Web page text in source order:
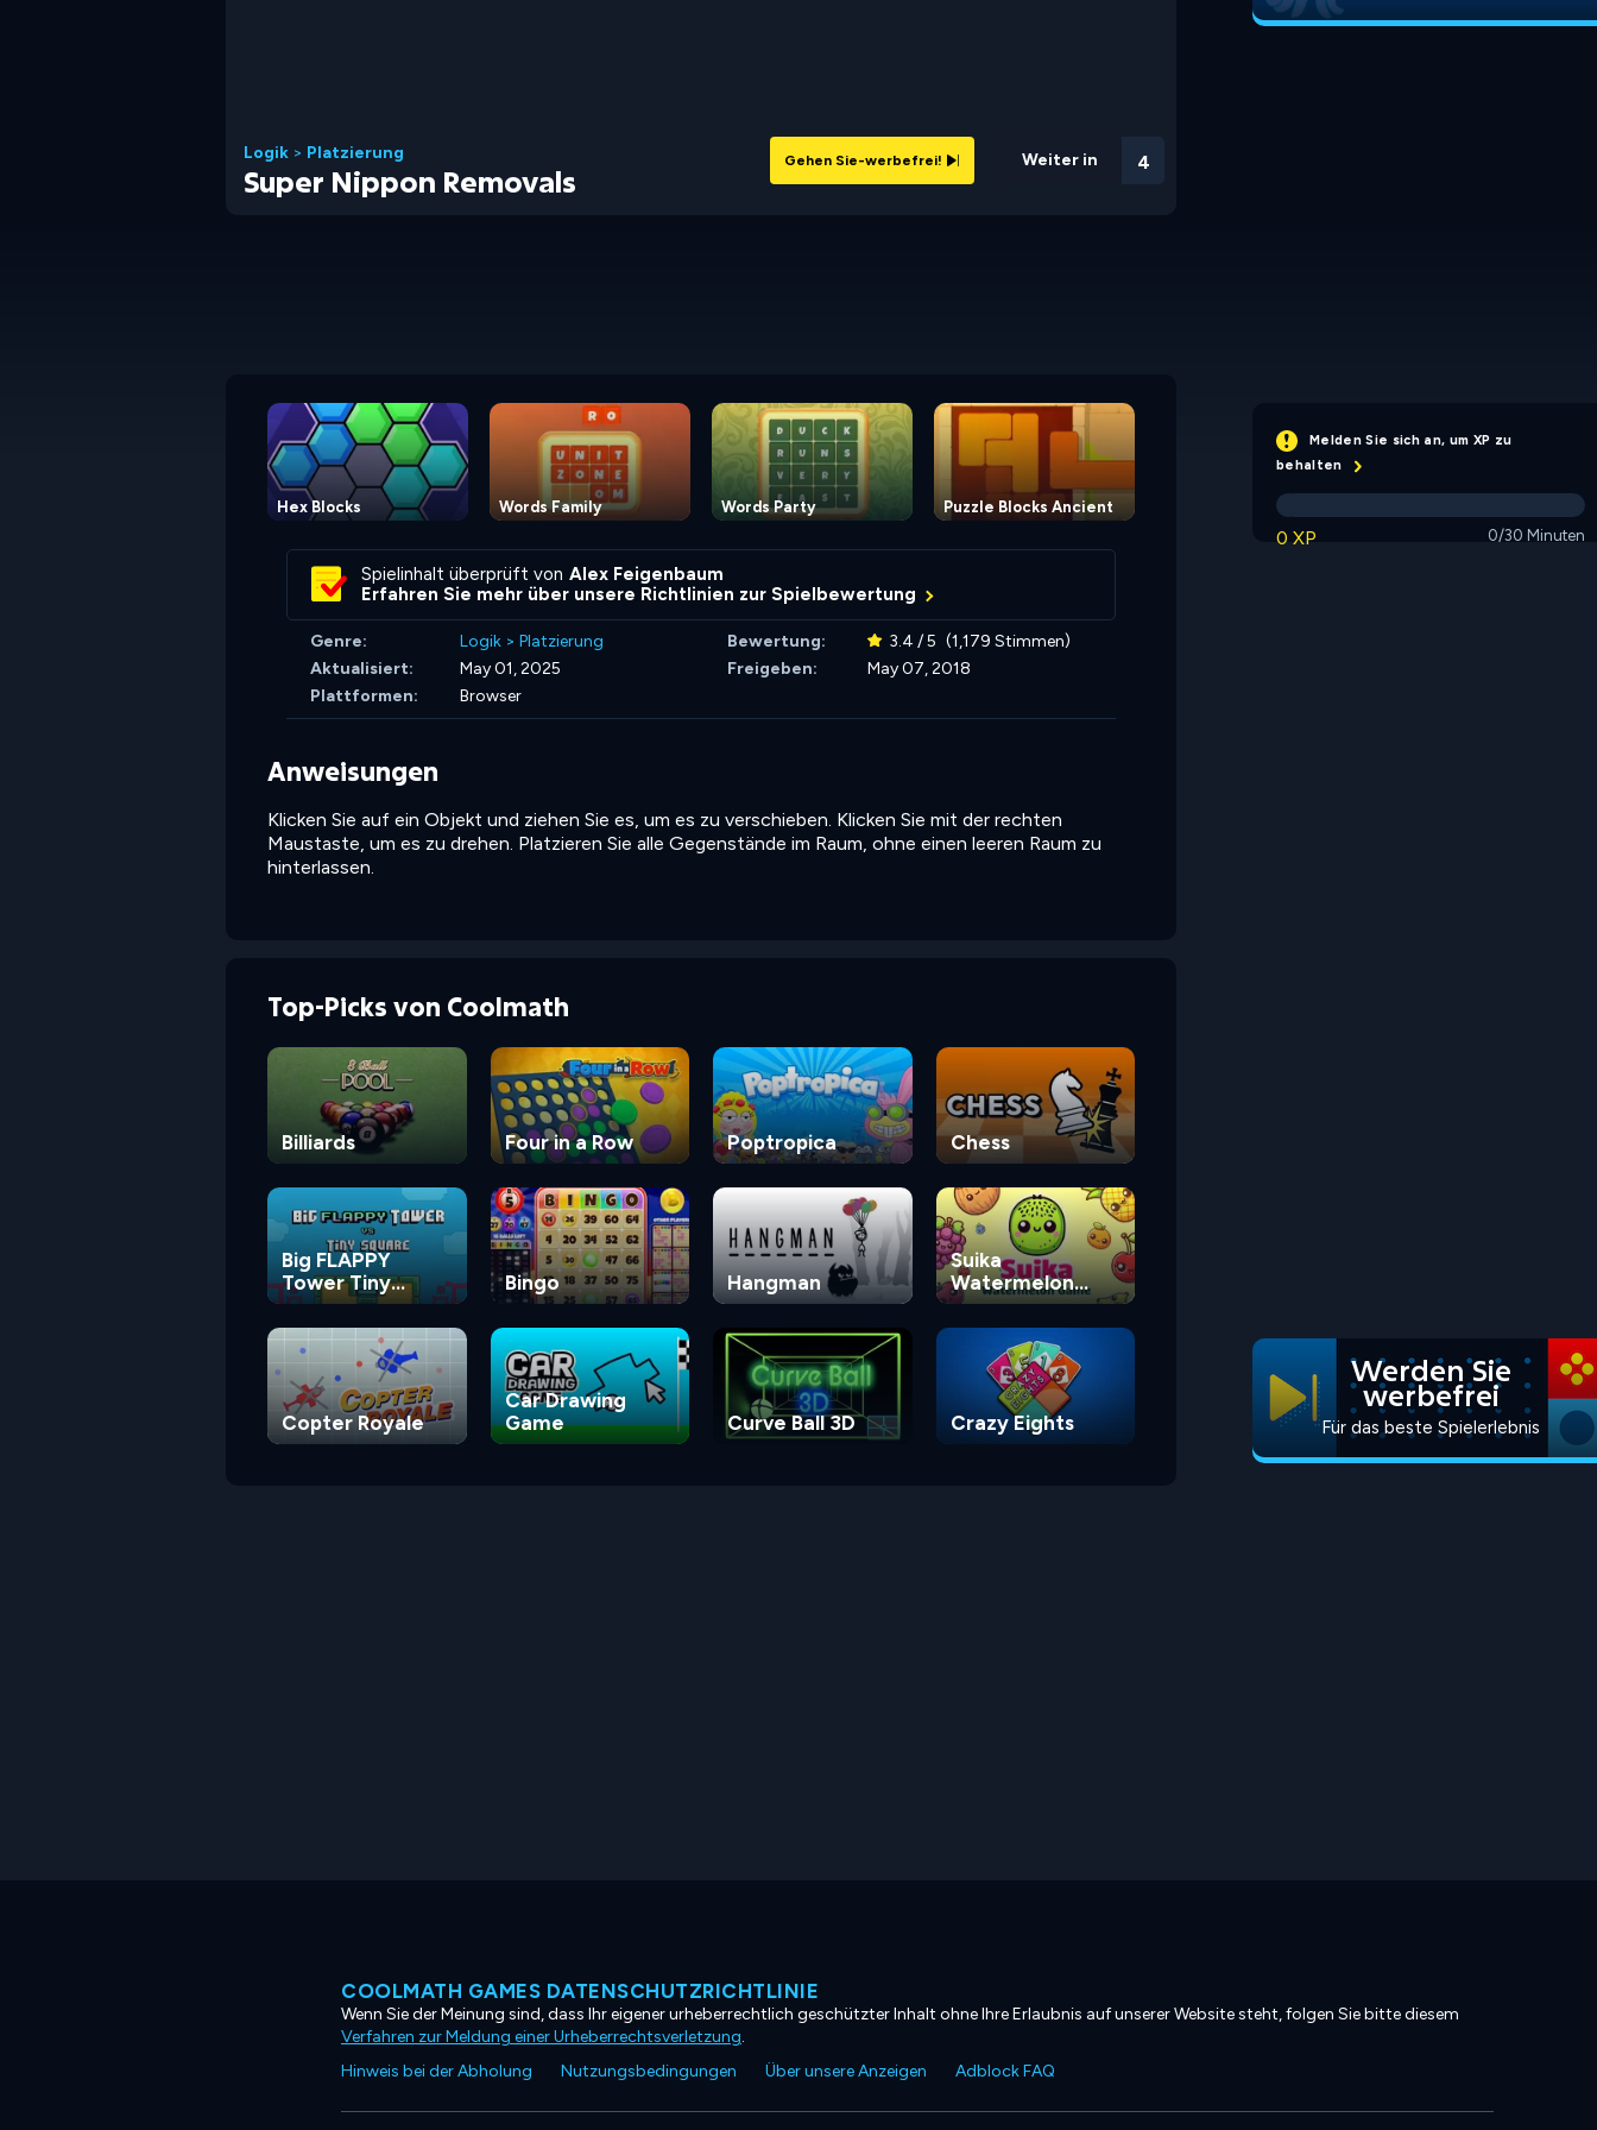
Weiter in 3
Gehen Sie-werbefrei!
Logik > Platzierung
Super Nippon Removals
Hex Blocks Words Family Words Party Puzzle Blocks Ancient
Spielinhalt überprüft von Alex Feigenbaum
Erfahren Sie mehr über unsere Richtlinien zur Spielbewertung
Genre: Logik > Platzierung Bewertung: 3.4 / 5 (1,179 Stimmen)
Aktualisiert:
May 01, 2025 Freigeben:
May 07, 2018
Plattformen:
Browser
Anweisungen
Klicken Sie auf ein Objekt und ziehen Sie es, um es zu verschieben. Klicken Sie mit der rechten
Maustaste, um es zu drehen. Platzieren Sie alle Gegenstände im Raum, ohne einen leeren Raum zu
hinterlassen.
Top-Picks von Coolmath
Billiards Four in a Row Poptropica Chess
Big FLAPPY
Tower Tiny
Square
Bingo Hangman
Suika
Watermelon
Game
Copter Royale
Car Drawing
Game
Curve Ball 3D Crazy Eights
Melden Sie sich an, um XP zu
behalten
0 XP 0/30 Minuten
Werden Sie
werbefrei
Für das beste Spielerlebnis
COOLMATH GAMES DATENSCHUTZRICHTLINIE
Wenn Sie der Meinung sind, dass Ihr eigener urheberrechtlich geschützter Inhalt ohne Ihre Erlaubnis auf unserer Website steht, folgen Sie bitte diesem
Verfahren zur Meldung einer Urheberrechtsverletzung.
Hinweis bei der Abholung
Nutzungsbedingungen Über unsere Anzeigen Adblock FAQ